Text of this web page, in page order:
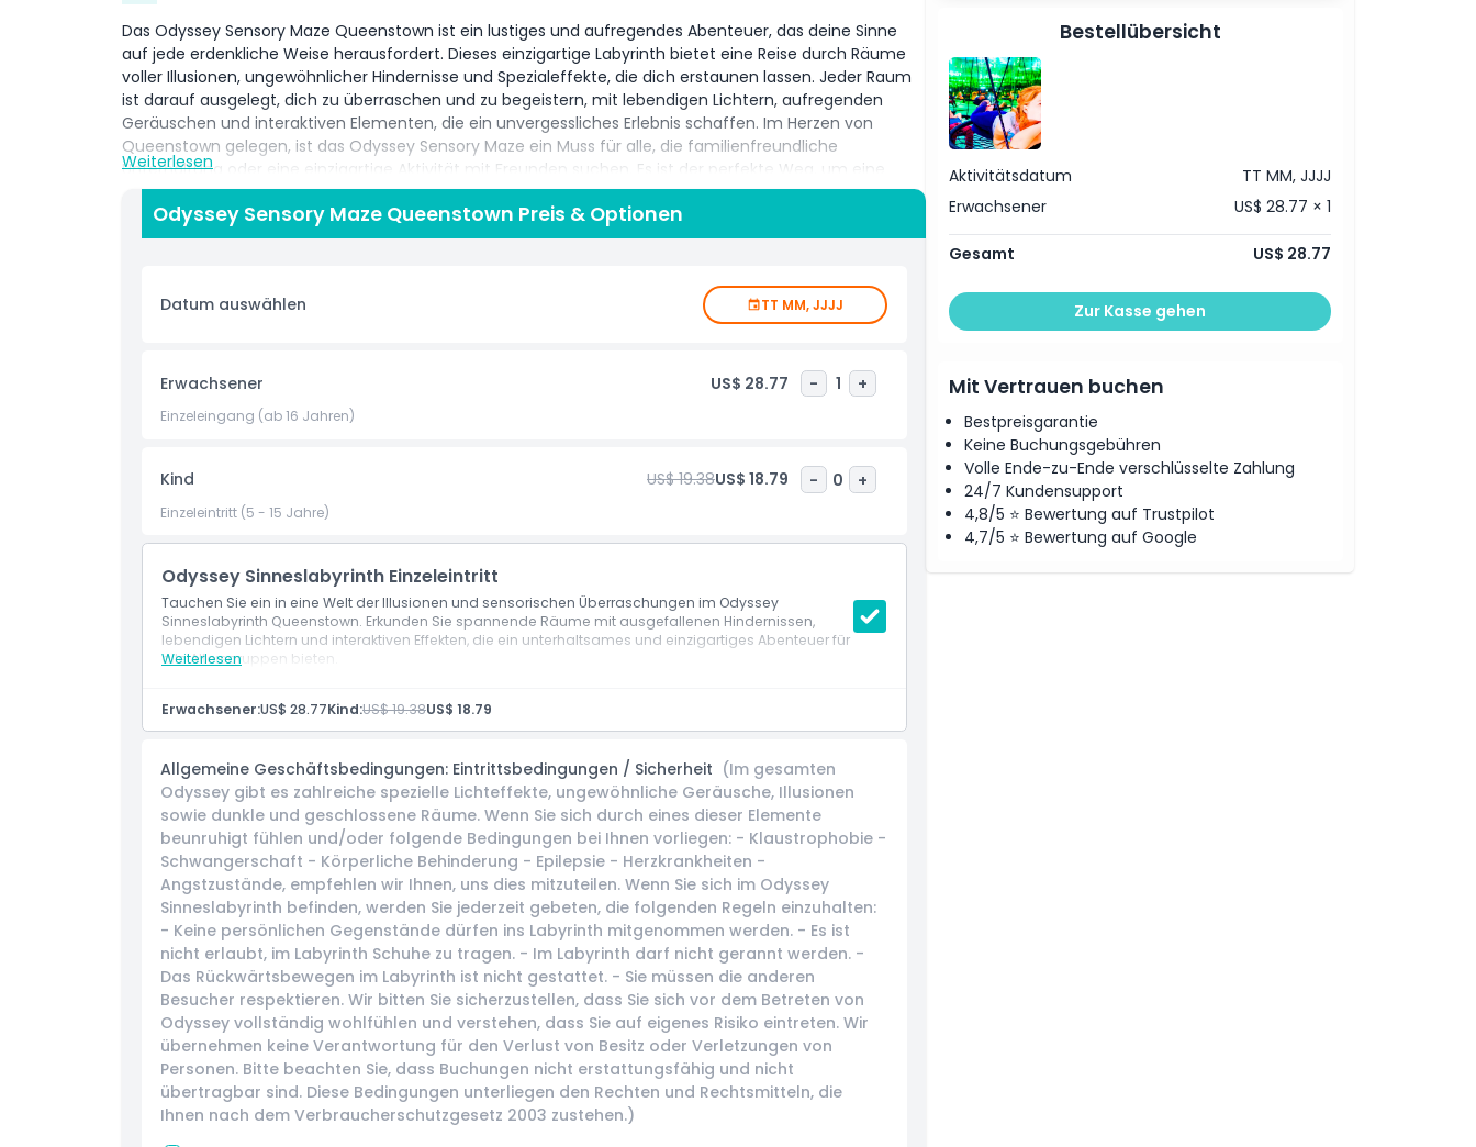
Das Odyssey Sensory Maze Queenstown ist ein lustiges und aufregendes Abenteuer, das deine Sinne
auf jede erdenkliche Weise herausfordert. Dieses einzigartige Labyrinth bietet eine Reise durch Räume
voller Illusionen, ungewöhnlicher Hindernisse und Spezialeffekte, die dich erstaunen lassen. Jeder Raum
ist darauf ausgelegt, dich zu überraschen und zu begeistern, mit lebendigen Lichtern, aufregenden
Geräuschen und interaktiven Elementen, die ein unvergessliches Erlebnis schaffen. Im Herzen von
Queenstown gelegen, ist das Odyssey Sensory Maze ein Muss für alle, die familienfreundliche
Unterhaltung oder eine einzigartige Aktivität mit Freunden suchen. Es ist der perfekte Weg, um eine
Stunde voller Lachen, Entdeckung und Spannung an einem der beliebtesten Reiseziele Neuseelands zu
genießen.
Richtlinie für Kinder und Erwachsene
Ausschlüsse
Öffnungszeiten
Dinge, die Sie wissen sollten
So lösen Sie ein
Stornierungsbedingungen
Weiterlesen
Odyssey Sensory Maze Queenstown Preis & Optionen
Datum auswählen TT MM, JJJJ
Erwachsener US$ 28.77 - 1 +
Einzeleingang (ab 16 Jahren)
Kind US$ 19.38US$ 18.79 - 0 +
Einzeleintritt (5 - 15 Jahre)
Odyssey Sinneslabyrinth Einzeleintritt
Tauchen Sie ein in eine Welt der Illusionen und sensorischen Überraschungen im Odyssey
Sinneslabyrinth Queenstown. Erkunden Sie spannende Räume mit ausgefallenen Hindernissen,
lebendigen Lichtern und interaktiven Effekten, die ein unterhaltsames und einzigartiges Abenteuer für
alle Altersgruppen bieten.
Weiterlesen
Erwachsener:US$ 28.77Kind:US$ 19.38US$ 18.79
Allgemeine Geschäftsbedingungen: Eintrittsbedingungen / Sicherheit (Im gesamten
Odyssey gibt es zahlreiche spezielle Lichteffekte, ungewöhnliche Geräusche, Illusionen
sowie dunkle und geschlossene Räume. Wenn Sie sich durch eines dieser Elemente
beunruhigt fühlen und/oder folgende Bedingungen bei Ihnen vorliegen: - Klaustrophobie -
Schwangerschaft - Körperliche Behinderung - Epilepsie - Herzkrankheiten -
Angstzustände, empfehlen wir Ihnen, uns dies mitzuteilen. Wenn Sie sich im Odyssey
Sinneslabyrinth befinden, werden Sie jederzeit gebeten, die folgenden Regeln einzuhalten:
- Keine persönlichen Gegenstände dürfen ins Labyrinth mitgenommen werden. - Es ist
nicht erlaubt, im Labyrinth Schuhe zu tragen. - Im Labyrinth darf nicht gerannt werden. -
Das Rückwärtsbewegen im Labyrinth ist nicht gestattet. - Sie müssen die anderen
Besucher respektieren. Wir bitten Sie sicherzustellen, dass Sie sich vor dem Betreten von
Odyssey vollständig wohlfühlen und verstehen, dass Sie auf eigenes Risiko eintreten. Wir
übernehmen keine Verantwortung für den Verlust von Besitz oder Verletzungen von
Personen. Bitte beachten Sie, dass Buchungen nicht erstattungsfähig und nicht
übertragbar sind. Diese Bedingungen unterliegen den Rechten und Rechtsmitteln, die
Ihnen nach dem Verbraucherschutzgesetz 2003 zustehen.)
Bestellübersicht
Aktivitätsdatum
TT MM, JJJJ
Erwachsener
US$ 28.77 × 1
Gesamt US$ 28.77
Zur Kasse gehen
Mit Vertrauen buchen
Bestpreisgarantie
Keine Buchungsgebühren
Volle Ende-zu-Ende verschlüsselte Zahlung
24/7 Kundensupport
4,8/5 ⭐ Bewertung auf Trustpilot
4,7/5 ⭐ Bewertung auf Google